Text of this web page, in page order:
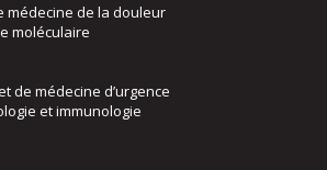
médecine de la douleur
moléculaire
de médecine d’urgence
et immunologie